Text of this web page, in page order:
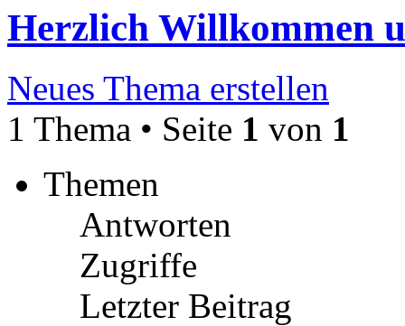
Herzlich Willkommen
Neues Thema erstellen
1 Thema • Seite 1 von 1
Themen
Antworten
Zugriffe
Letzter Beitrag